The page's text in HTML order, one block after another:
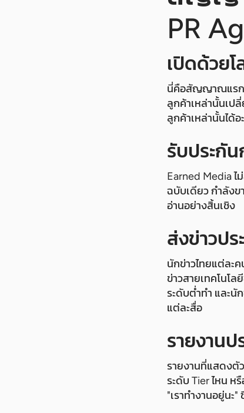
PR
เปิดด้วย
นี่คือสัญญาณแรกที่
ลูกค้าเหล่านั้นเป
ลูกค้าเหล่านั้นได้อ
รับประกั
Earned Media
ฉบับเดียว กำลัง
อ่านอย่างสิ้นเชิง
ส่งข่าวป
นักข่าวไทยแต่ละ
ข่าวสายเทคโนโ
ระดับต่ำทำ และนั
แต่ละสื่อ
รายงาน
รายงานที่แสดงตั
ระดับ Tier ไหน ห
"เราทำงานอยู่นะ